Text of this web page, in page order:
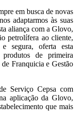
em busca de novas
adaptarmos às suas
aliança com a Glovo,
petrolífera ao cliente,
segura, oferta esta
de primeira
Franquicia e Gestão
Serviço Cepsa com
aplicação da Glovo,
que mais